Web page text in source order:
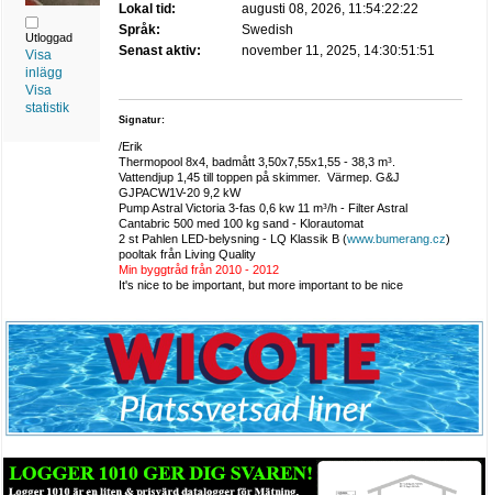
Utloggad
Visa
inlägg
Visa
statistik
Lokal tid:
augusti 08, 2026, 11:54:22:22
Språk:
Swedish
Senast aktiv:
november 11, 2025, 14:30:51:51
Signatur:
/Erik
Thermopool 8x4, badmått 3,50x7,55x1,55 - 38,3 m³.
Vattendjup 1,45 till toppen på skimmer. Värmep. G&J
GJPACW1V-20 9,2 kW
Pump Astral Victoria 3-fas 0,6 kw 11 m³/h - Filter Astral
Cantabric 500 med 100 kg sand - Klorautomat
2 st Pahlen LED-belysning - LQ Klassik B (www.bumerang.cz)
pooltak från Living Quality
Min byggtråd från 2010 - 2012
It's nice to be important, but more important to be nice